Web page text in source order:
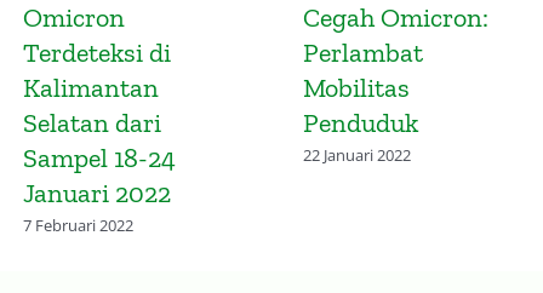
Mitigasi Potensi
Penyebaran Varian
Omicron
28 November 2021
Infografis
Gelombang
Keempat Covid-19
Kalimantan
Selatan dan